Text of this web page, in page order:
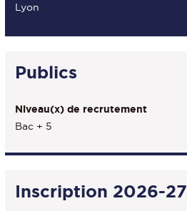
Lyon
Publics
Niveau(x) de recrutement
Bac + 5
Inscription 2026-27